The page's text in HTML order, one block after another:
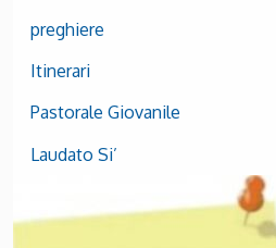
preghiere
Itinerari
Pastorale Giovanile
Laudato Si’